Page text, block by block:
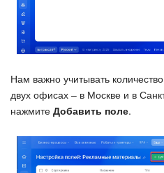
Нам важно учитывать
двух офисах – в Москве и в
нажмите Добавить поле.